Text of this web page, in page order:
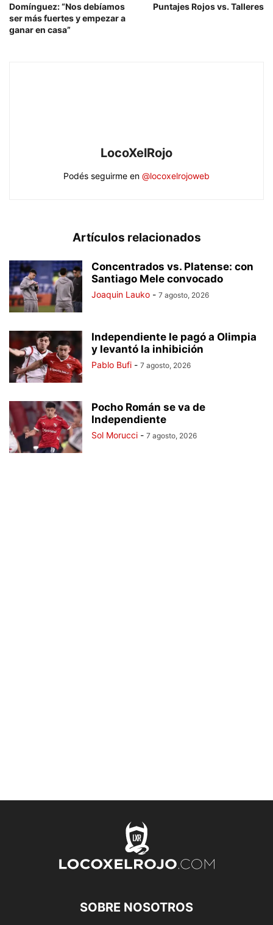
Domínguez: “Nos debíamos
ser más fuertes y empezar a
ganar en casa”
Puntajes Rojos vs. Talleres
LocoXelRojo
Podés seguirme en @locoxelrojoweb
Artículos relacionados
Concentrados vs. Platense: con
Santiago Mele convocado
Joaquin Lauko - 7 agosto, 2026
Independiente le pagó a Olimpia
y levantó la inhibición
Pablo Bufi - 7 agosto, 2026
Pocho Román se va de
Independiente
Sol Morucci - 7 agosto, 2026
SOBRE NOSOTROS